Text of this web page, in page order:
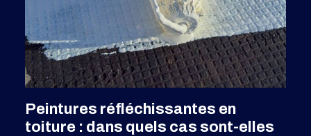
SFDR 2.0 : Comprendre les
évolutions de la réglementation sur